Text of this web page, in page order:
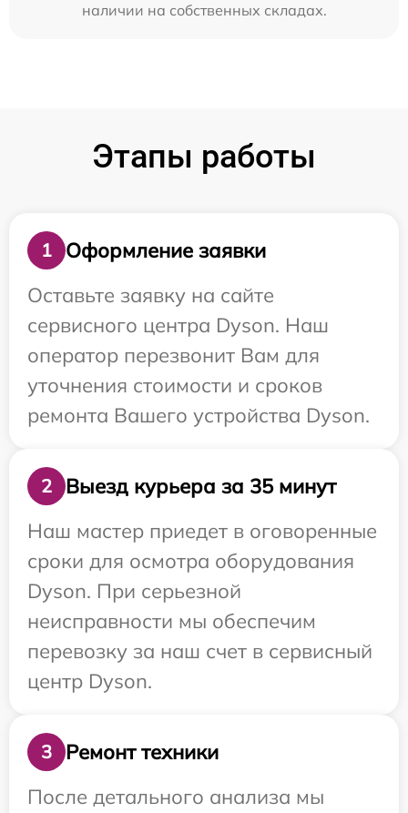
наличии на собственных складах.
Этапы работы
1
Оформление заявки
Оставьте заявку на сайте
сервисного центра Dyson. Наш
оператор перезвонит Вам для
уточнения стоимости и сроков
ремонта Вашего устройства Dyson.
2
Выезд курьера за 35 минут
Наш мастер приедет в оговоренные
сроки для осмотра оборудования
Dyson. При серьезной
неисправности мы обеспечим
перевозку за наш счет в сервисный
центр Dyson.
3
Ремонт техники
После детального анализа мы